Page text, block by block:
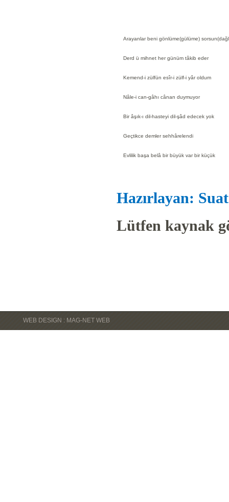
Arayanlar beni gönlüme(gülüme)
Derd ü mihnet her günüm tâkib eder
Kemend-i zülfün esîr-i zülf-i yâr oldum
Nâle-i can-gâhı cânan duymuyor
Bir âşık-ı dil-hasteyi dil-şâd edecek yok
Geçtikce demler sehhârelendi
Evlilik başa belâ bir büyük var bir küçük
Hazırlayan:
Lütfen kaynak
WEB DESIGN : MAG-NET WEB